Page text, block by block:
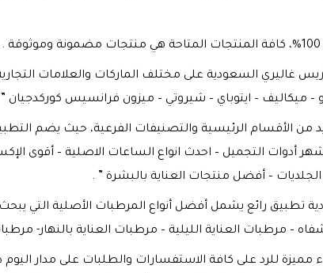
غاليري السعودية على مختلف الماركات والعلامات
– ميكاليف – ايتوباي – شيروتي – ميزون فرانسيس كوركدجيان ”
من الأقسام الرئيسية والتصنيفات الفرعية، حيث يضم
التجميل – احدث انواع الساعات الاصلية – أقوى
– أفضل منتجات العناية بالبشرة ” .
تطبيق رائع يشمل أفضل أنواع المرطبات الأصلية التي
– مرطبات العناية الليلية – مرطبات العناية بالنهار-
للرد على كافة الاستفسارات والطلبات على مدار اليوم